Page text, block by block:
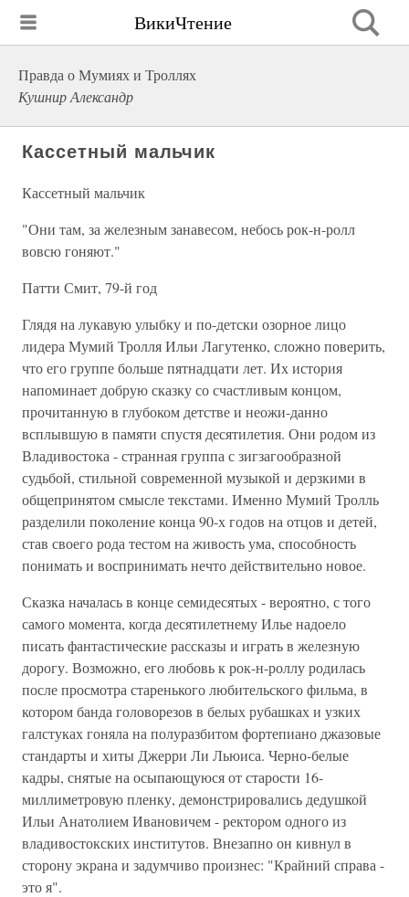
ВикиЧтение
Правда о Мумиях и Троллях
Кушнир Александр
Кассетный мальчик
Кассетный мальчик
"Они там, за железным занавесом, небось рок-н-ролл
вовсю гоняют."
Патти Смит, 79-й год
Глядя на лукавую улыбку и по-детски озорное лицо
лидера Мумий Тролля Ильи Лагутенко, сложно поверить,
что его группе больше пятнадцати лет. Их история
напоминает добрую сказку со счастливым концом,
прочитанную в глубоком детстве и неожи-данно
всплывшую в памяти спустя десятилетия. Они родом из
Владивостока - странная группа с зигзагообразной
судьбой, стильной современной музыкой и дерзкими в
общепринятом смысле текстами. Именно Мумий Тролль
разделили поколение конца 90-х годов на отцов и детей,
став своего рода тестом на живость ума, способность
понимать и воспринимать нечто действительно новое.
Сказка началась в конце семидесятых - вероятно, с того
самого момента, когда десятилетнему Илье надоело
писать фантастические рассказы и играть в железную
дорогу. Возможно, его любовь к рок-н-роллу родилась
после просмотра старенького любительского фильма, в
котором банда головорезов в белых рубашках и узких
галстуках гоняла на полуразбитом фортепиано джазовые
стандарты и хиты Джерри Ли Льюиса. Черно-белые
кадры, снятые на осыпающуюся от старости 16-
миллиметровую пленку, демонстрировались дедушкой
Ильи Анатолием Ивановичем - ректором одного из
владивостокских институтов. Внезапно он кивнул в
сторону экрана и задумчиво произнес: "Крайний справа -
это я".